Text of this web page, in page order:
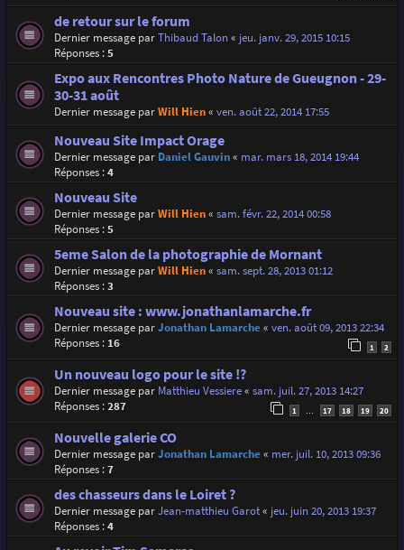
de retour sur le forum
Dernier message parThibaud Talon« jeu. janv. 29, 2015 10:15
Réponses :5
Expo aux Rencontres Photo Nature de Gueugnon - 29-
30-31 août
Dernier message parWill Hien« ven. août 22, 2014 17:55
Nouveau Site Impact Orage
Dernier message par Daniel Gauvin« mar. mars 18, 2014 19:44
Réponses :4
Nouveau Site
Dernier message parWill Hien« sam. févr. 22, 2014 00:58
Réponses :5
5eme Salon de la photographie de Mornant
Dernier message parWill Hien« sam. sept. 28, 2013 01:12
Réponses :3
Nouveau site : www.jonathanlamarche.fr
Dernier message parJonathan Lamarche« ven. août 09, 2013 22:34
Réponses : 16 1 2
Un nouveau logo pour le site !?
Dernier message par Matthieu Vessiere« sam. juil. 27, 2013 14:27
Réponses :287 1 17 18 19 20
Nouvelle galerie CO
Dernier message parJonathan Lamarche« mer. juil. 10, 2013 09:36
Réponses :7
des chasseurs dans le Loiret ?
Dernier message parJean-matthieu Garot« jeu. juin 20, 2013 19:37
Réponses :4